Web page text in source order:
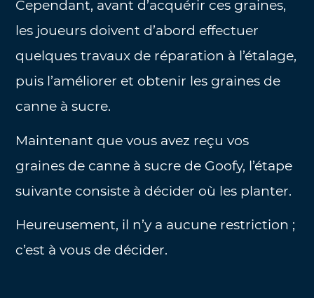
Cependant, avant d’acquérir ces graines,
les joueurs doivent d’abord effectuer
quelques travaux de réparation à l’étalage,
puis l’améliorer et obtenir les graines de
canne à sucre.
Maintenant que vous avez reçu vos
graines de canne à sucre de Goofy, l’étape
suivante consiste à décider où les planter.
Heureusement, il n’y a aucune restriction ;
c’est à vous de décider.